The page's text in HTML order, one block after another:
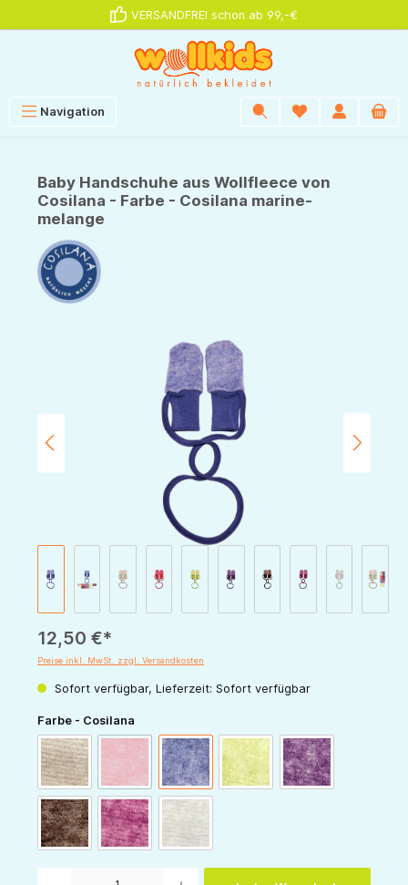
VERSANDFREI schon ab 99,-€
Navigation
Baby Handschuhe aus Wollfleece von
Cosilana - Farbe - Cosilana marine-
melange
Bildergalerie überspringen
12,50 €*
Preise inkl. MwSt. zzgl. Versandkosten
Sofort verfügbar, Lieferzeit: Sofort verfügbar
Farbe - Cosilana
latte-macchiatorot-melange
(Diese Option ist zurzeit nicht verfügbar.)
marine-melangegrün-melangepflaume-melange
schoko-melangeweinrot-melange